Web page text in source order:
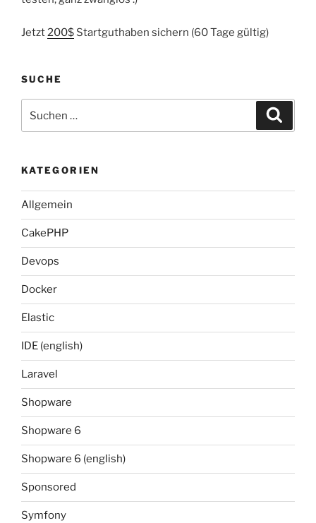
Jetzt200$ Startguthaben sichern (60 Tage gültig)
SUCHE
nach:
KATEGORIEN
Allgemein
CakePHP
Devops
Docker
Elastic
IDE (english)
Laravel
Shopware
Shopware 6
Shopware 6 (english)
Sponsored
Symfony